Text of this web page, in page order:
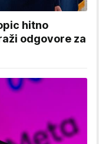
hitno
odgovore za